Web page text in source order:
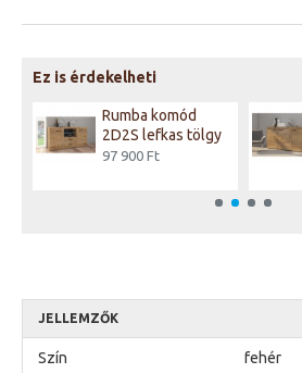
Ez is érdekelheti
Rumba komód
2D2S lefkas tölgy
97 900 Ft
JELLEMZŐK
Szín fehér